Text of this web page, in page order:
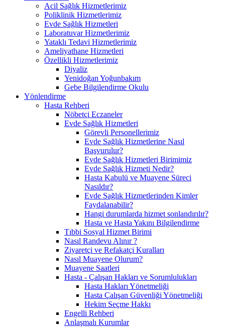
Acil Sağlık Hizmetlerimiz
Poliklinik Hizmetlerimiz
Evde Sağlık Hizmetleri
Laboratuvar Hizmetlerimiz
Yataklı Tedavi Hizmetlerimiz
Ameliyathane Hizmetleri
Özellikli Hizmetlerimiz
Diyaliz
Yenidoğan Yoğunbakım
Gebe Bilgilendirme Okulu
Yönlendirme
Hasta Rehberi
Nöbetçi Eczaneler
Evde Sağlık Hizmetleri
Görevli Personellerimiz
Evde Sağlık Hizmetlerine Nasıl
Başvurulur?
Evde Sağlık Hizmetleri Birimimiz
Evde Sağlık Hizmeti Nedir?
Hasta Kabulü ve Muayene Süreci
Nasıldır?
Evde Sağlık Hizmetlerinden Kimler
Faydalanabilir?
Hangi durumlarda hizmet sonlandırılır?
Hasta ve Hasta Yakını Bilgilendirme
Tıbbi Sosyal Hizmet Birimi
Nasıl Randevu Alınır ?
Ziyaretçi ve Refakatçi Kuralları
Nasıl Muayene Olurum?
Muayene Saatleri
Hasta - Çalışan Hakları ve Sorumlulukları
Hasta Hakları Yönetmeliği
Hasta Çalışan Güvenliği Yönetmeliği
Hekim Seçme Hakkı
Engelli Rehberi
Anlaşmalı Kurumlar